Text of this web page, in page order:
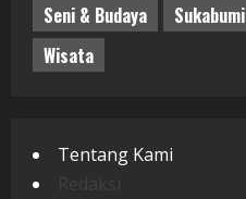
Seni & Budaya
Sukabumi
Wisata
Tentang Kami